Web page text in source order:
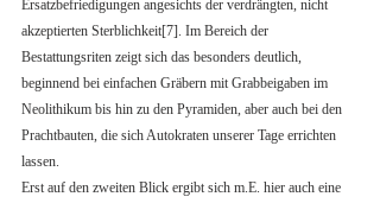
Ersatzbefriedigungen angesichts der verdrängten, nicht
akzeptierten Sterblichkeit[7]. Im Bereich der
Bestattungsriten zeigt sich das besonders deutlich,
beginnend bei einfachen Gräbern mit Grabbeigaben im
Neolithikum bis hin zu den Pyramiden, aber auch bei den
Prachtbauten, die sich Autokraten unserer Tage errichten
lassen.
Erst auf den zweiten Blick ergibt sich m.E. hier auch eine